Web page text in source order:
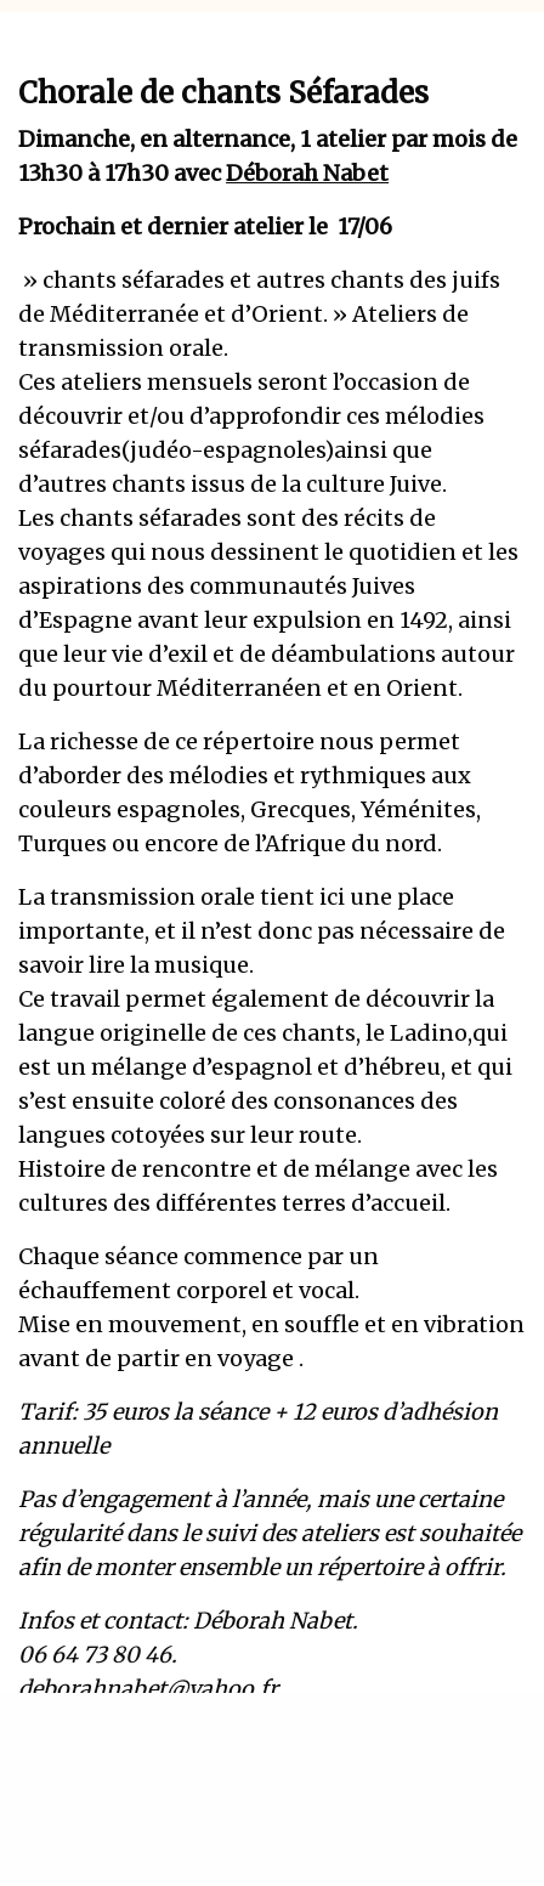
Chorale de chants Séfarades
Dimanche, en alternance, 1 atelier par mois de
13h30 à 17h30 avecDéborah Nabet
Prochain et dernier atelier le 17/06
» chants séfarades et autres chants des juifs
de Méditerranée et d’Orient. » Ateliers de
transmission orale.
Ces ateliers mensuels seront l’occasion de
découvrir et/ou d’approfondir ces mélodies
séfarades(judéo-espagnoles)ainsi que
d’autres chants issus de la culture Juive.
Les chants séfarades sont des récits de
voyages qui nous dessinent le quotidien et les
aspirations des communautés Juives
d’Espagne avant leur expulsion en 1492, ainsi
que leur vie d’exil et de déambulations autour
du pourtour Méditerranéen et en Orient.
La richesse de ce répertoire nous permet
d’aborder des mélodies et rythmiques aux
couleurs espagnoles, Grecques, Yéménites,
Turques ou encore de l’Afrique du nord.
La transmission orale tient ici une place
importante, et il n’est donc pas nécessaire de
savoir lire la musique.
Ce travail permet également de découvrir la
langue originelle de ces chants, le Ladino,qui
est un mélange d’espagnol et d’hébreu, et qui
s’est ensuite coloré des consonances des
langues cotoyées sur leur route.
Histoire de rencontre et de mélange avec les
cultures des différentes terres d’accueil.
Chaque séance commence par un
échauffement corporel et vocal.
Mise en mouvement, en souffle et en vibration
avant de partir en voyage .
Tarif: 35 euros la séance + 12 euros d’adhésion
annuelle
Pas d’engagement à l’année, mais une certaine
régularité dans le suivi des ateliers est souhaitée
afin de monter ensemble un répertoire à offrir.
Infos et contact: Déborah Nabet.
06 64 73 80 46.
deborahnabet@yahoo.fr